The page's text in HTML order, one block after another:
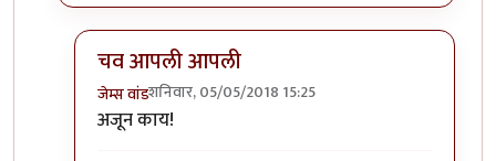
चव आपली आपली
जेम्स वांडशनिवार, 05/05/2018 15:25
In reply to
अजून काय!